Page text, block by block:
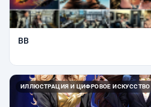
BB
ИЛЛЮСТРАЦИЯ И ЦИФРОВОЕ ИСКУССТВО